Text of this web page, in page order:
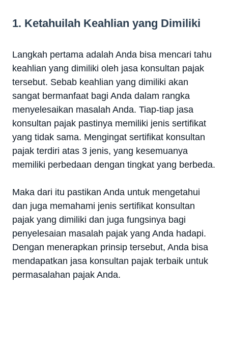
1. Ketahuilah Keahlian yang Dimiliki
Langkah pertama adalah Anda bisa mencari tahu
keahlian yang dimiliki oleh jasa konsultan pajak
tersebut. Sebab keahlian yang dimiliki akan
sangat bermanfaat bagi Anda dalam rangka
menyelesaikan masalah Anda. Tiap-tiap jasa
konsultan pajak pastinya memiliki jenis sertifikat
yang tidak sama. Mengingat sertifikat konsultan
pajak terdiri atas 3 jenis, yang kesemuanya
memiliki perbedaan dengan tingkat yang berbeda.
Maka dari itu pastikan Anda untuk mengetahui
dan juga memahami jenis sertifikat konsultan
pajak yang dimiliki dan juga fungsinya bagi
penyelesaian masalah pajak yang Anda hadapi.
Dengan menerapkan prinsip tersebut, Anda bisa
mendapatkan jasa konsultan pajak terbaik untuk
permasalahan pajak Anda.